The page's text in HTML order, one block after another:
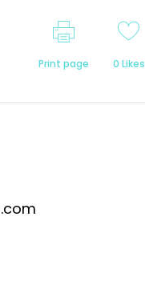
Print page 0 Likes